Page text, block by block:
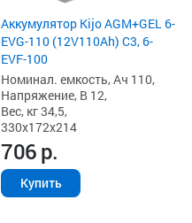
Аккумулятор Kijo AGM+GEL 6-
EVG-110 (12V110Ah) C3, 6-
EVF-100
Номинал. емкость, Ач 110,
Напряжение, В 12,
Вес, кг 34,5,
330x172x214
706р.
Купить